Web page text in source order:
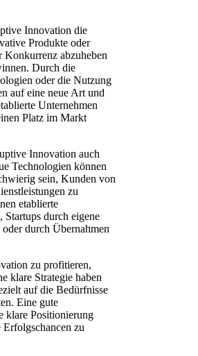
Innovation die
Produkte oder
Konkurrenz abzuheben
Durch die
oder die Nutzung
auf eine neue Art und
Unternehmen
Platz im Markt
Innovation auch
Technologien können
sein, Kunden von
zu
etablierte
Startups durch eigene
durch Übernahmen
zu profitieren,
klare Strategie haben
auf die Bedürfnisse
Eine gute
klare Positionierung
zu